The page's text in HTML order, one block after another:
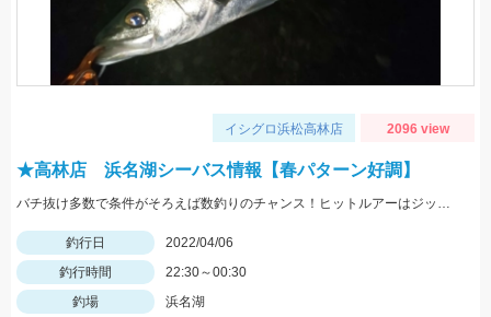
イシグロ浜松高林店 2096 view
★高林店 浜名湖シーバス情報【春パターン好調】
バチ抜け多数で条件がそろえば数釣りのチャンス！ヒットルアーはジップベイツのクロストリガー
釣行日
2022/04/06
釣行時間
22:30～00:30
釣場
浜名湖